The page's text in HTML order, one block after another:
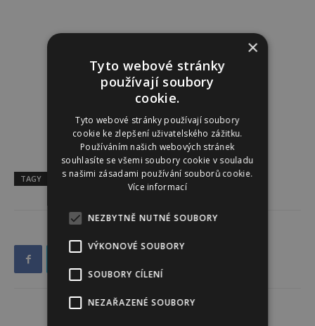
TAGY diamanty kříž Leo Wittwer šperky
×
Tyto webové stránky
používají soubory
cookie.
Tyto webové stránky používají soubory
cookie ke zlepšení uživatelského zážitku.
Používáním našich webových stránek
souhlasíte se všemi soubory cookie v souladu
s našimi zásadami používání souborů cookie.
Více informací
NEZBYTNĚ NUTNÉ SOUBORY
VÝKONOVÉ SOUBORY
SOUBORY CÍLENÍ
NEZAŘAZENÉ SOUBORY